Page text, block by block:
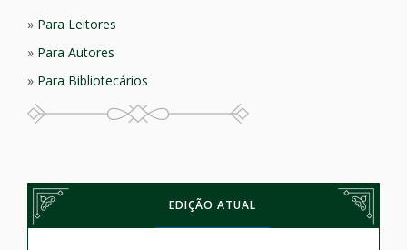
EDIÇÃO ATUAL
Para Leitores
Para Autores
Para Bibliotecários